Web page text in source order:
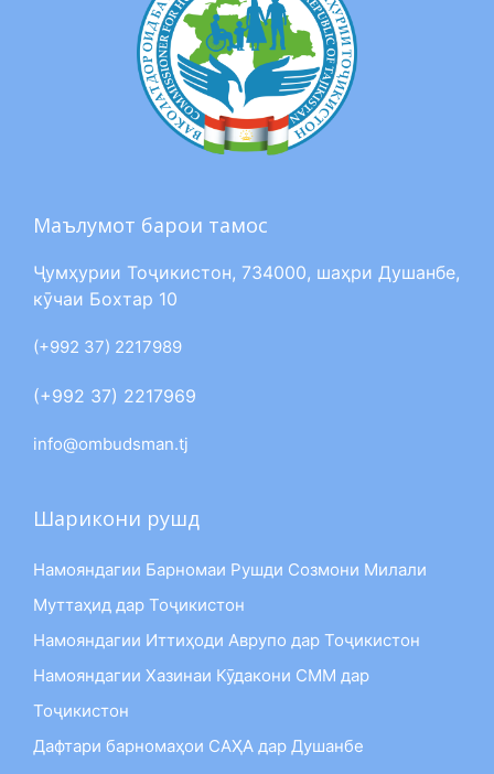
Маълумот барои тамос
Ҷумҳурии Тоҷикистон, 734000, шаҳри Душанбе,
кӯчаи Бохтар 10
(+992 37) 2217989
(+992 37) 2217969
info@ombudsman.tj
Шарикони рушд
Намояндагии Барномаи Рушди Созмони Милали
Муттаҳид дар Тоҷикистон
Намояндагии Иттиҳоди Аврупо дар Тоҷикистон
Намояндагии Хазинаи Кӯдакони СММ дар
Тоҷикистон
Дафтари барномаҳои САҲА дар Душанбе